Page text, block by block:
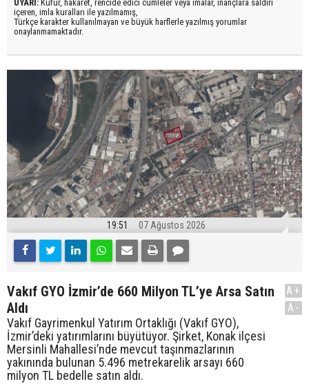
UYARI: Küfür, hakaret, rencide edici cümleler veya imalar, inançlara saldırı
içeren, imla kuralları ile yazılmamış,
Türkçe karakter kullanılmayan ve büyük harflerle yazılmış yorumlar
onaylanmamaktadır.
19:51 07 Ağustos 2026
Vakıf GYO İzmir’de 660 Milyon TL’ye Arsa Satın
Aldı
Vakıf Gayrimenkul Yatırım Ortaklığı (Vakıf GYO),
İzmir’deki yatırımlarını büyütüyor. Şirket, Konak ilçesi
Mersinli Mahallesi’nde mevcut taşınmazlarının
yakınında bulunan 5.496 metrekarelik arsayı 660
milyon TL bedelle satın aldı.
A+
A-